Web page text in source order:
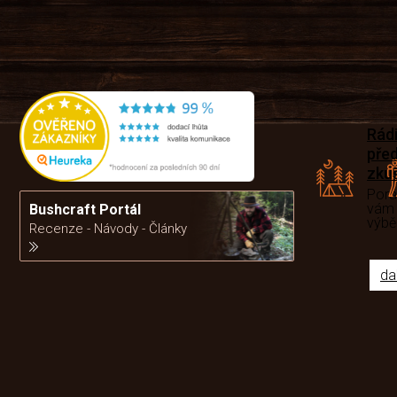
Bushcraft Portál
Recenze - Návody - Články
Rádi
vám